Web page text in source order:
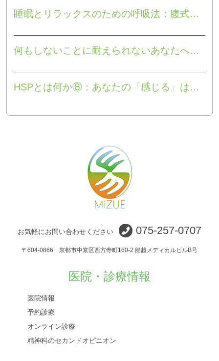
睡眠とリラックスのための呼吸法：腹式呼吸の自律神経系への効果
何もしないことに耐えられないあなたへ⑧：「サレンダー（surrender）」のための認知リテラシー
HSPとは何か⑧：あなたの「感じる」は優位機能？劣位機能？
お気軽にお問い合わせください 075-257-0707
〒604-0866 京都市中京区西方寺町160-2 船越メディカルビルB号
医院・診療情報
医院情報
予約診療
オンライン診療
精神科のセカンドオピニオン